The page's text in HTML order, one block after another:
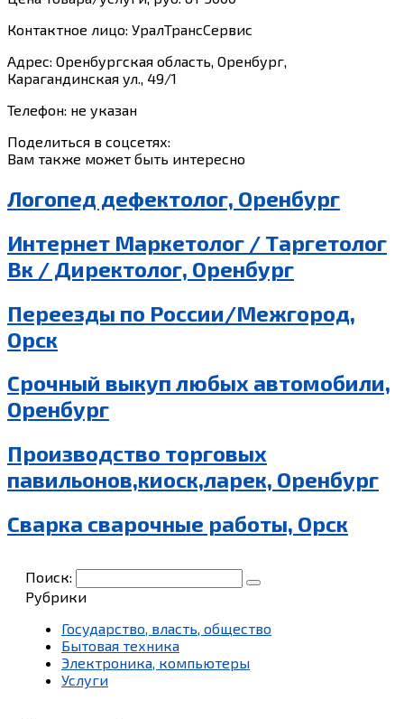
Контактное лицо: УралТрансСервис
Адрес: Оренбургская область, Оренбург,
Карагандинская ул., 49/1
Телефон: не указан
Поделиться в соцсетях:
Вам также может быть интересно
Логопед дефектолог, Оренбург
Интернет Маркетолог / Таргетолог
Вк / Директолог, Оренбург
Переезды по России/Межгород,
Орск
Срочный выкуп любых автомобили,
Оренбург
Производство торговых
павильонов,киоск,ларек, Оренбург
Сварка сварочные работы, Орск
Поиск:
Рубрики
Государство, власть, общество
Бытовая техника
Электроника, компьютеры
Услуги